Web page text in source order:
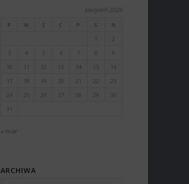
sierpień 2026
P W Ś C P S
N
1
2
3
4 5 6 7 8
9
10
11 12 13 14 15
16
17
18 19 20 21 22
23
24
25 26 27 28 29
30
31
« mar
ARCHIWA